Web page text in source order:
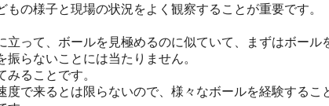
の様子と現場の状況をよく観察することが重要です。
って、ボールを見極めるのに似ていて、まずはボール
らないことには当たりません。
ることです。
で来るとは限らないので、様々なボールを経験するこ